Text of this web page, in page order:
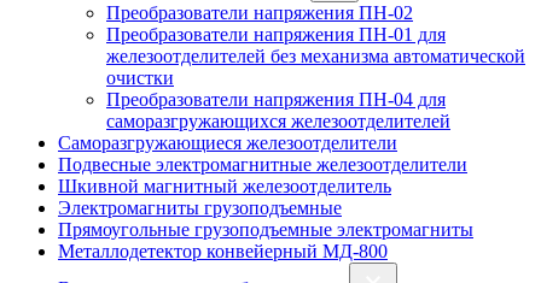
Преобразователи напряжения ПН-02
Преобразователи напряжения ПН-01 для
железоотделителей без механизма автоматической
очистки
Преобразователи напряжения ПН-04 для
саморазгружающихся железоотделителей
Саморазгружающиеся железоотделители
Подвесные электромагнитные железоотделители
Шкивной магнитный железоотделитель
Электромагниты грузоподъемные
Прямоугольные грузоподъемные электромагниты
Металлодетектор конвейерный МД-800